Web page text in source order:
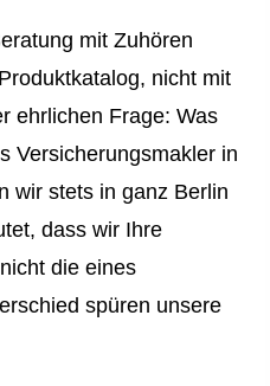
mit Zuhören
nicht mit
ehrlichen Frage: Was
Ver­sicherungs­makler in
wir stets in ganz Berlin
dass wir Ihre
die eines
spüren unsere